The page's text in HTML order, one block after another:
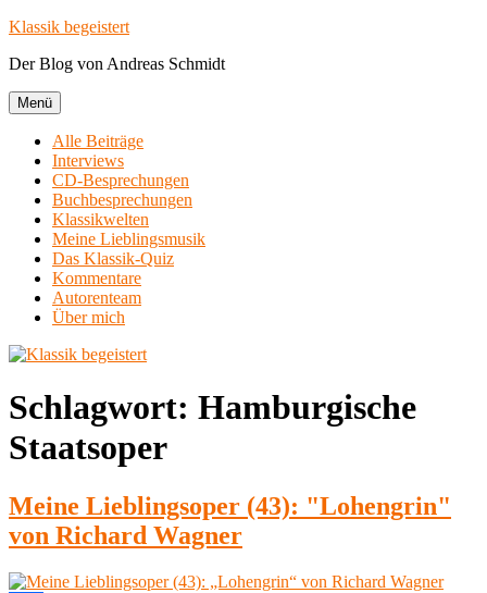
Zum
springen
Klassik begeistert
Der Blog von Andreas Schmidt
Menü
Alle Beiträge
Interviews
CD-Besprechungen
Buchbesprechungen
Klassikwelten
Meine Lieblingsmusik
Das Klassik-Quiz
Kommentare
Autorenteam
Über mich
Schlagwort: Hamburgische
Staatsoper
Meine Lieblingsoper (43): "Lohengrin"
von Richard Wagner